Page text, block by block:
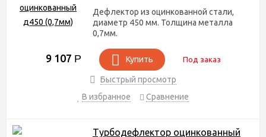
Дефлектор из оцинкованной стали,
диаметр 450 мм. Толщина металла
0,7мм.
9 107 Р Купить Под заказ
Быстрый просмотр
В избранное
Сравнение
Турбодефлектор оцинкованный